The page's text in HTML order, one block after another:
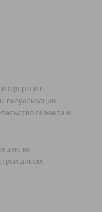
офертой в
визуализации
объекта и
их